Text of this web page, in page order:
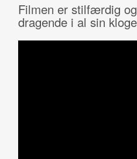
Filmen er stilfærdig
dragende i al sin